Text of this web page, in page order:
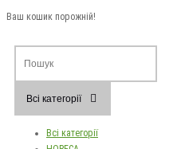
Ваш кошик порожній!
Всі категорії
Всі категорії